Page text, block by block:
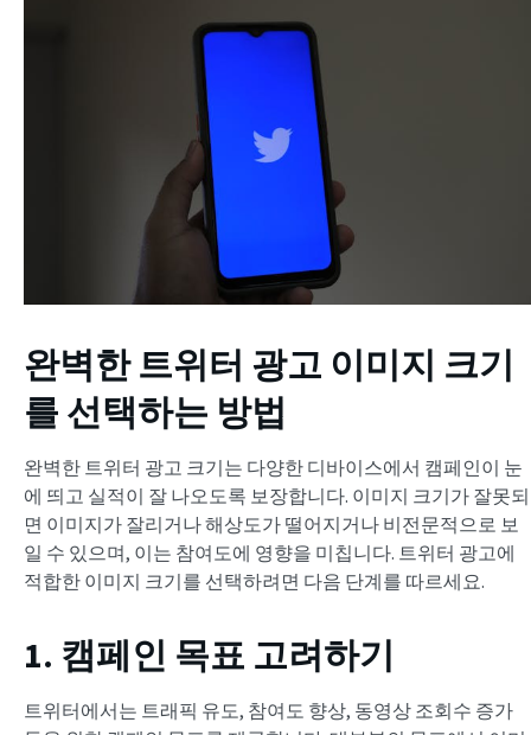
완벽한 트위터 광고 이미지 크기
를 선택하는 방법
완벽한 트위터 광고 크기는 다양한 디바이스에서 캠페인이 눈
에 띄고 실적이 잘 나오도록 보장합니다. 이미지 크기가 잘못되
면 이미지가 잘리거나 해상도가 떨어지거나 비전문적으로 보
일 수 있으며, 이는 참여도에 영향을 미칩니다. 트위터 광고에
적합한 이미지 크기를 선택하려면 다음 단계를 따르세요.
1. 캠페인 목표 고려하기
트위터에서는 트래픽 유도, 참여도 향상, 동영상 조회수 증가